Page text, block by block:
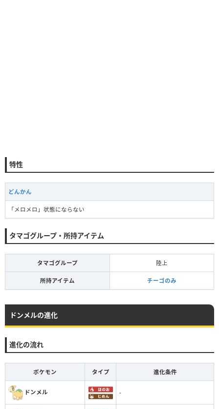
特性
どんかん
「メロメロ」状態にならない
タマゴグループ・所持アイテム
タマゴグループ 陸上
所持アイテム チーゴのみ
ドンメルの進化
進化の流れ
ポケモン タイプ 進化条件
ドンメル -